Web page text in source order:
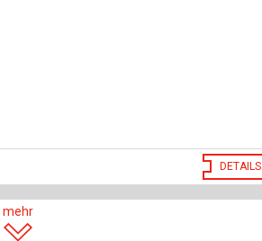
DETAILS
mehr